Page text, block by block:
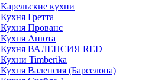
Карельские кухни
Кухня Гретта
Кухня Прованс
Кухня Анюта
Кухня ВАЛЕНСИЯ RED
Кухни Timberika
Кухня Валенсия (Барселона)